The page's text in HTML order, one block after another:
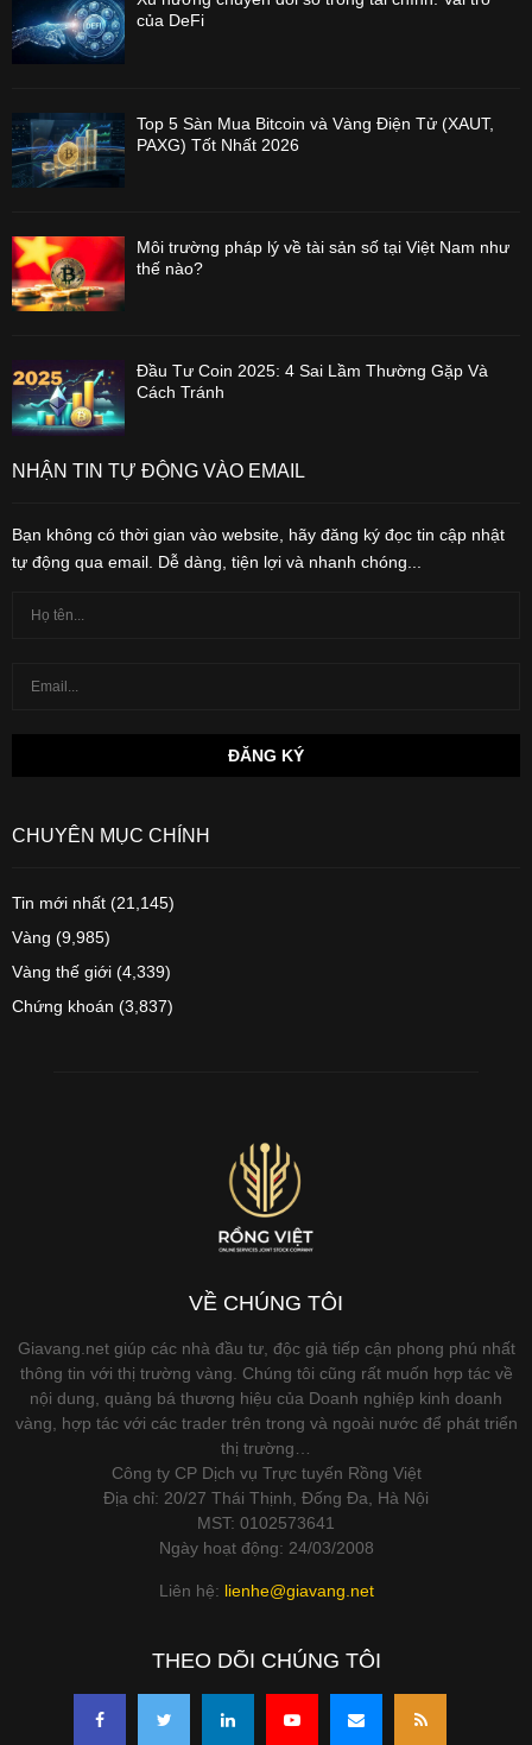
của DeFi
Top 5 Sàn Mua Bitcoin và Vàng Điện Tử (XAUT,
PAXG) Tốt Nhất 2026
Môi trường pháp lý về tài sản số tại Việt Nam như
thế nào?
Đầu Tư Coin 2025: 4 Sai Lầm Thường Gặp Và
Cách Tránh
NHẬN TIN TỰ ĐỘNG VÀO EMAIL
Bạn không có thời gian vào website, hãy đăng ký đọc tin cập nhật
tự động qua email. Dễ dàng, tiện lợi và nhanh chóng...
CHUYÊN MỤC CHÍNH
Tin mới nhất (21,145)
Vàng (9,985)
Vàng thế giới (4,339)
Chứng khoán (3,837)
VỀ CHÚNG TÔI
Giavang.net giúp các nhà đầu tư, độc giả tiếp cận phong phú nhất
thông tin với thị trường vàng. Chúng tôi cũng rất muốn hợp tác về
nội dung, quảng bá thương hiệu của Doanh nghiệp kinh doanh
vàng, hợp tác với các trader trên trong và ngoài nước để phát triển
thị trường…
Công ty CP Dịch vụ Trực tuyến Rồng Việt
Địa chỉ: 20/27 Thái Thịnh, Đống Đa, Hà Nội
MST: 0102573641
Ngày hoạt động: 24/03/2008
Liên hệ: lienhe@giavang.net
THEO DÕI CHÚNG TÔI